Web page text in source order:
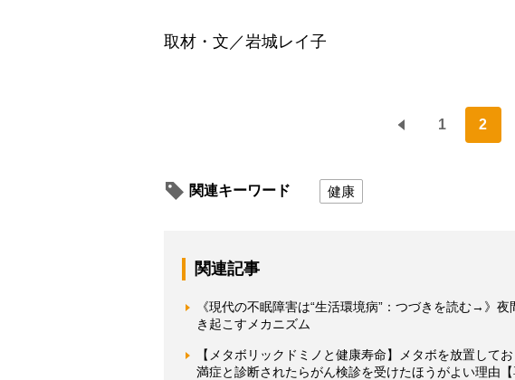
取材・文／岩城レイ子
1 2
関連キーワード 健康
関連記事
《現代の不眠障害は“生活環境病”：つづきを読む→》
き起こすメカニズム
【メタボリックドミノと健康寿命】メタボを放置し
満症と診断されたらがん検診を受けたほうがよい理由【